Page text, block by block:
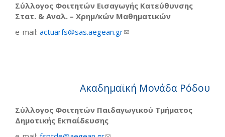
Σύλλογος Φοιτητών Εισαγωγής Κατεύθυνσης
Στατ. & Αναλ. – Χρημ/κών Μαθηματικών
e-mail: actuarfs@sas.aegean.gr(link sends e-mail)
Ακαδημαϊκή Μονάδα Ρόδου
Σύλλογος Φοιτητών Παιδαγωγικού Τμήματος
Δημοτικής Εκπαίδευσης